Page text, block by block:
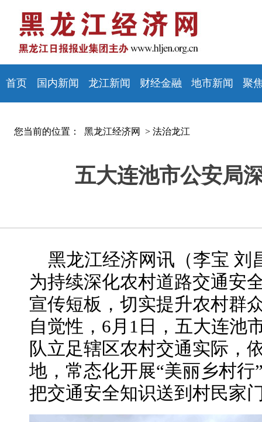
首页 国内新闻 龙江新闻 财经金融 地市新闻 聚
您当前的位置： 黑龙江经济网 > 法治龙江
五大连池市公安局
黑龙江经济网讯（李宝 刘
为持续深化农村道路交通安
宣传短板，切实提升农村群
自觉性，6月1日，五大连池
队立足辖区农村交通实际，
地，常态化开展“美丽乡村
把交通安全知识送到村民家